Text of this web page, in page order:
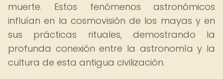
muerte. Estos fenómenos astronómicos
influían en la cosmovisión de los mayas y en
sus prácticas rituales, demostrando la
profunda conexión entre la astronomía y la
cultura de esta antigua civilización.